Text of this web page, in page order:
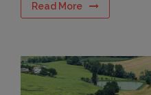
Read More